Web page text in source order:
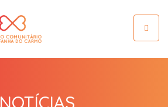
Toggle
NOTÍCIAS